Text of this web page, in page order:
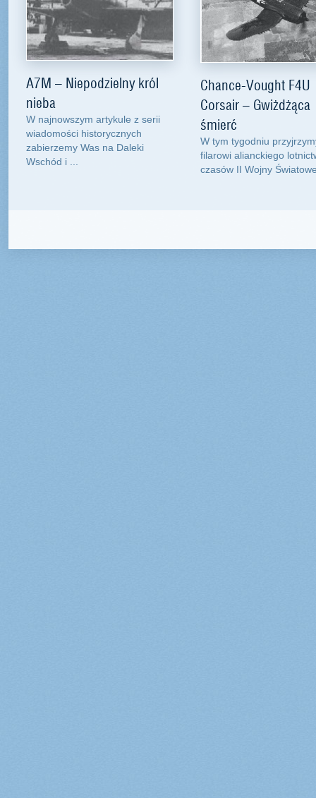
A7M – Niepodzielny król
nieba
W najnowszym artykule z serii
wiadomości historycznych
zabierzemy Was na Daleki
Wschód i ...
Chance-Vought F4U
Corsair – Gwiżdżąca
śmierć
W tym tygodniu
filarowi alianckiego
czasów II Wojny